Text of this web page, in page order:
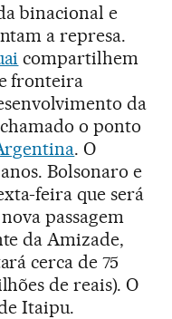
binacional e
a represa.
compartilhem
fronteira
da
o ponto
. O
Bolsonaro e
feira que será
passagem
da Amizade,
cerca de 75
de reais). O
Itaipu.